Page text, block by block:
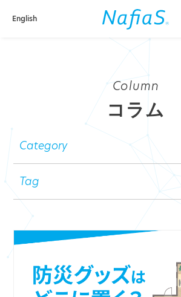
English
Column
コラム
Category
Tag